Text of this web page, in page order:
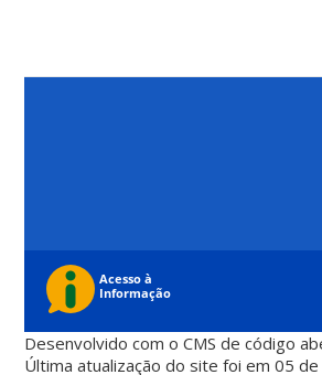
Desenvolvido com o CMS de código
Última atualização do site foi em 05